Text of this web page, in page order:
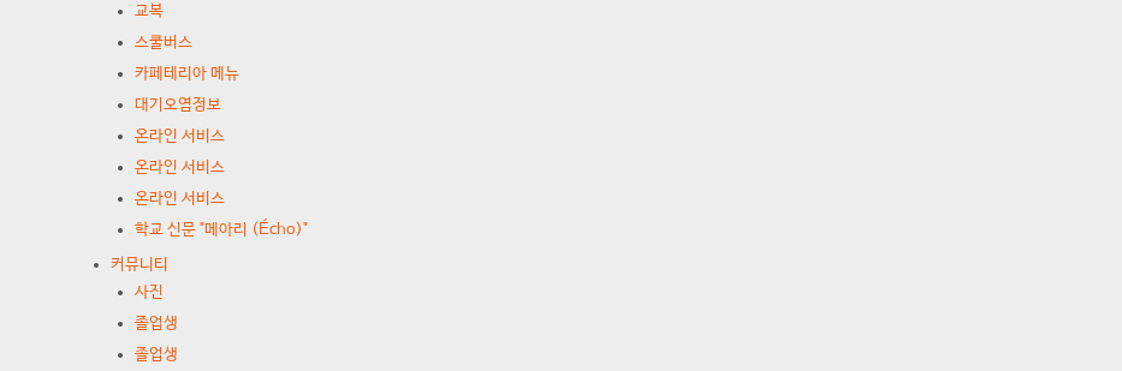
교복
스쿨버스
카페테리아 메뉴
대기오염정보
온라인 서비스
온라인 서비스
온라인 서비스
학교 신문 "메아리 (Écho)"
커뮤니티
사진
졸업생
졸업생